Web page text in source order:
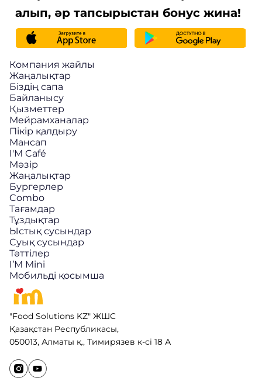
алып, әр тапсырыстан бонус жина!
Компания жайлы
Жаңалықтар
Біздің сапа
Байланысу
Қызметтер
Мейрамханалар
Пікір қалдыру
Мансап
I'M Café
Мәзір
Жаңалықтар
Бургерлер
Combo
Тағамдар
Тұздықтар
Ыстық сусындар
Cуық сусындар
Тәттілер
I’M Mini
Мобильді қосымша
"Food Solutions KZ" ЖШС
Қазақстан Республикасы,
050013, Алматы қ., Тимирязев к-сі 18 А